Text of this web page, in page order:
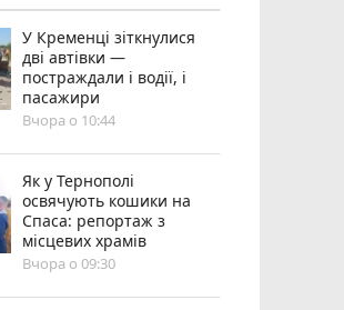
У Кременці зіткнулися
дві автівки —
постраждали і водії, і
пасажири
Вчора о 10:44
Як у Тернополі
освячують кошики на
Спаса: репортаж з
місцевих храмів
Вчора о 09:30